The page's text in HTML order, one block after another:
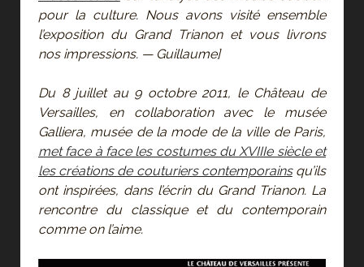
pour la culture. Nous avons visité ensemble
l’exposition du Grand Trianon et vous livrons
nos impressions. — Guillaume]
Du 8 juillet au 9 octobre 2011, le Château de
Versailles, en collaboration avec le musée
Galliera, musée de la mode de la ville de Paris,
met face à face les costumes du XVIIIe siècle et
les créations de couturiers contemporainsqu’ils
ont inspirées, dans l’écrin du Grand Trianon. La
rencontre du classique et du contemporain
comme on l’aime.